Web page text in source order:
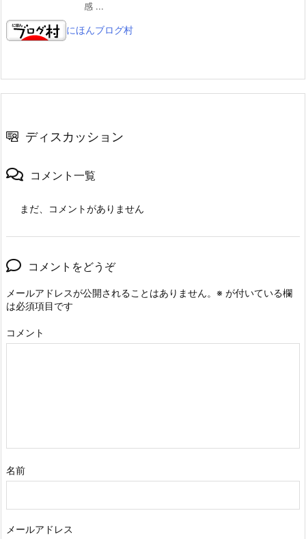
感 ...
にほんブログ村
ディスカッション
コメント一覧
まだ、コメントがありません
コメントをどうぞ
メールアドレスが公開されることはありません。 ※ が付いている欄
は必須項目です
コメント
名前
メールアドレス